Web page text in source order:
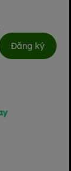
Đăng ký